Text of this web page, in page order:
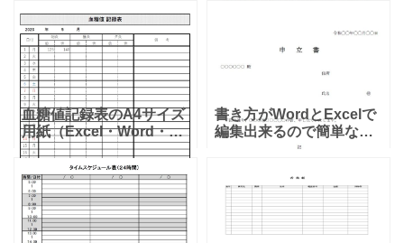
方も簡単なシンプルなデ
ザインの素材となりま
す。会社や家族の生命保
険
る素材です。見本で例文
血糖値記録表のA4サイズ
用紙（Excel・Word・
PDF）で簡単に管理や作
成する事が出来る表のテ
ンプレートです。シンプ
ルな縦型なので一覧で非
常に見やすく分かり
書き方がWordとExcelで
編集出来るので簡単な申
立書のテンプレートで
などの申請の補足とし
て、不足の部分を明確に
するために必要になるも
の